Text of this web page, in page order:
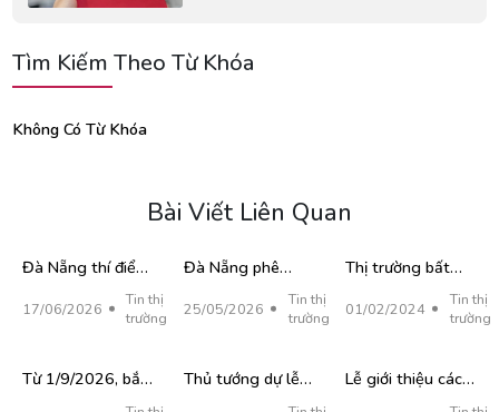
Tìm Kiếm Theo Từ Khóa
Không Có Từ Khóa
Bài Viết Liên Quan
Đà Nẵng thí điểm
tiếp tại 6 xã,
17/06/2026
Tin thị
trường
Đà Nẵng phê
duyệt 113 khu
đất phát triển nhà
25/05/2026
Tin thị
trường
Thị trường bất
Nẵng: Nhà đầu tư
01/02/2024
Tin thị
trường
Từ 1/9/2026, bắt
buộc công khai kế
Thủ tướng dự lễ
khởi công trường
Lễ giới thiệu các
dự án chiến lược